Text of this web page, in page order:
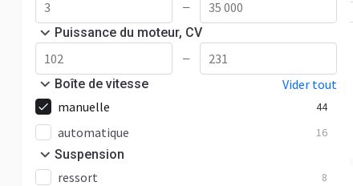
—
Puissance du moteur, CV
—
Boîte de vitesse
Vider tout
manuelle
44
automatique 16
Suspension
ressort 8